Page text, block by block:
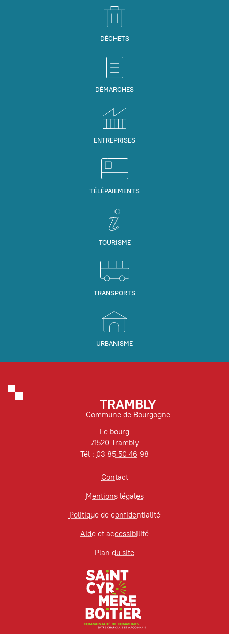
DÉCHETS
DÉMARCHES
ENTREPRISES
TÉLÉPAIEMENTS
TOURISME
TRANSPORTS
URBANISME
TRAMBLY
Commune de Bourgogne
Le bourg
71520 Trambly
Tél : 03 85 50 46 98
Contact
Mentions légales
Politique de confidentialité
Aide et accessibilité
Plan du site